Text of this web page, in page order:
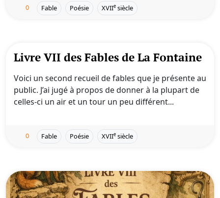
0 Fable Poésie XVIIe siècle
Livre VII des Fables de La Fontaine
Voici un second recueil de fables que je présente au
public. J’ai jugé à propos de donner à la plupart de
celles-ci un air et un tour un peu différent...
0 Fable Poésie XVIIe siècle